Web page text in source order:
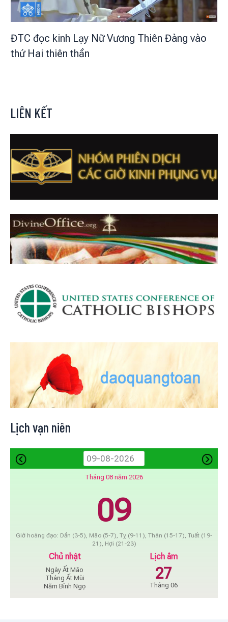
ĐTC đọc kinh Lạy Nữ Vương Thiên Đàng vào
thứ Hai thiên thần
LIÊN KẾT
Lịch vạn niên
Tháng 08 năm 2026
09
Giờ hoàng đạo: Dần (3-5), Mão (5-7), Tỵ (9-11), Thân (15-17), Tuất (19-
21), Hợi (21-23)
Chủ nhật
Ngày Ất Mão
Tháng Ất Mùi
Năm Bính Ngọ
Lịch âm
27
Tháng 06